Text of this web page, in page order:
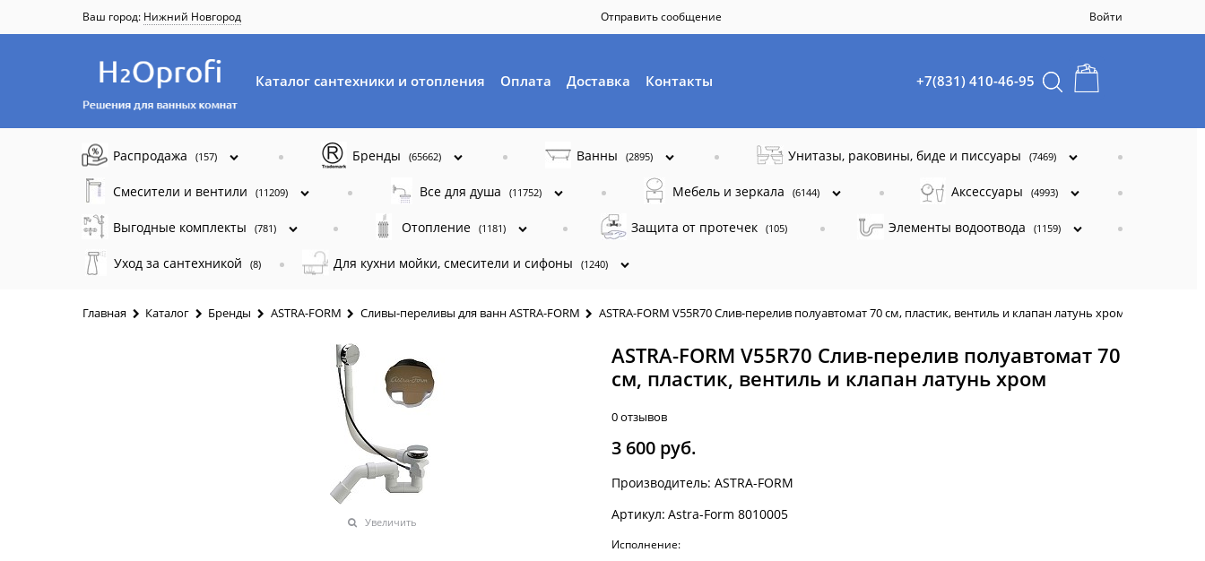
Ваш город: Нижний Новгород Отправить сообщение Войти
Каталог сантехники и отопления Оплата Доставка Контакты +7(831) 410-46-95
Распродажа (157) Бренды (65662) Ванны (2895) Унитазы, раковины, биде и писсуары (7469)
Смесители и вентили (11209) Все для душа (11752) Мебель и зеркала (6144) Аксессуары (4993)
Выгодные комплекты (781) Отопление (1181) Защита от протечек (105) Элементы водоотвода (1159)
Уход за сантехникой (8) Для кухни мойки, смесители и сифоны (1240)
Главная Каталог Бренды ASTRA-FORM Сливы-переливы для ванн ASTRA-FORM ASTRA-FORM V55R70 Слив-перелив полуавтомат 70 см, пластик, вентиль и клапан латунь хром
Увеличить
ASTRA-FORM V55R70 Слив-перелив полуавтомат 70
см, пластик, вентиль и клапан латунь хром
0 отзывов
3 600 руб.
Производитель: ASTRA-FORM
Артикул: Astra-Form 8010005
Исполнение: